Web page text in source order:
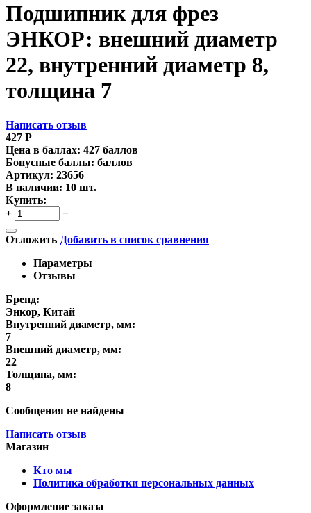
Подшипник для фрез
ЭНКОР: внешний диаметр
22, внутренний диаметр 8,
толщина 7
Написать отзыв
427 Р
Цена в баллах: 427 баллов
Бонусные баллы: баллов
Артикул: 23656
В наличии: 10 шт.
Купить:
+
−
Отложить Добавить в список сравнения
Параметры
Отзывы
Бренд:
Энкор, Китай
Внутренний диаметр, мм:
7
Внешний диаметр, мм:
22
Толщина, мм:
8
Сообщения не найдены
Написать отзыв
Магазин
Кто мы
Политика обработки персональных данных
Оформление заказа